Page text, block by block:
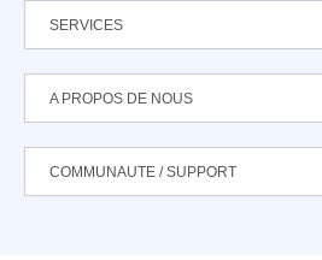
SERVICES
A PROPOS DE NOUS
COMMUNAUTE / SUPPORT